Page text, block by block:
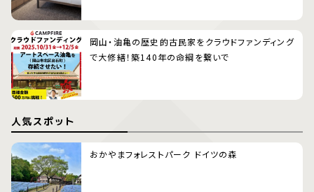
岡山・油亀の歴史的古民家をクラウドファンディング
で大修繕！築140年の命綱を繋いで
人気スポット
おかやまフォレストパーク ドイツの森